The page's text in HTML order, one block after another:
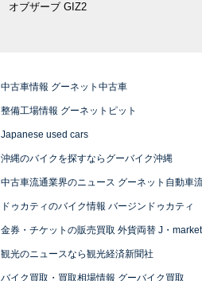
オブザーブ GIZ2
中古車情報 グーネット中古車
整備工場情報 グーネットピット
Japanese used cars
沖縄のバイクを探すならグーバイク沖縄
中古車流通業界のニュース グーネット自動車
ドゥカティのバイク情報 バージンドゥカティ
金券・チケットの販売買取 外貨両替 J・market
観光のニュースなら観光経済新聞社
バイク買取・買取相場情報 グーバイク買取